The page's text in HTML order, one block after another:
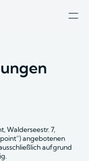
Walderseestr. 7,
angebotenen
aufgrund